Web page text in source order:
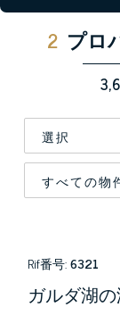
2 プロ
Rif番号:6321
ガルダ湖